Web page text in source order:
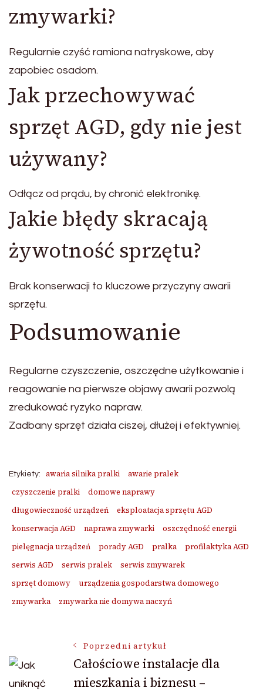
zmywarki?
Regularnie czyść ramiona natryskowe, aby
zapobiec osadom.
Jak przechowywać
sprzęt AGD, gdy nie jest
używany?
Odłącz od prądu, by chronić elektronikę.
Jakie błędy skracają
żywotność sprzętu?
Brak konserwacji to kluczowe przyczyny awarii
sprzętu.
Podsumowanie
Regularne czyszczenie, oszczędne użytkowanie i
reagowanie na pierwsze objawy awarii pozwolą
zredukować ryzyko napraw.
Zadbany sprzęt działa ciszej, dłużej i efektywniej.
Etykiety: awaria silnika pralki
awarie pralek
czyszczenie pralki
domowe naprawy
długowieczność urządzeń
eksploatacja sprzętu AGD
konserwacja AGD
naprawa zmywarki
oszczędność energii
pielęgnacja urządzeń
porady AGD pralka
profilaktyka AGD
serwis AGD
serwis pralek
serwis zmywarek
sprzęt domowy
urządzenia gospodarstwa domowego
zmywarka
zmywarka nie domywa naczyń
NawigacjaPoprzedni artykuł
Całościowe instalacje dla
mieszkania i biznesu –